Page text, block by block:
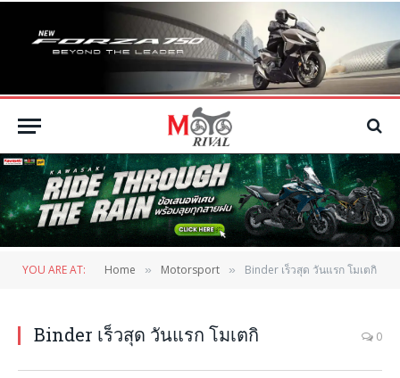
YOU ARE AT: Home » Motorsport » Binder เร็วสุด วันแรก โมเตกิ
Binder เร็วสุด วันแรก โมเตกิ 0